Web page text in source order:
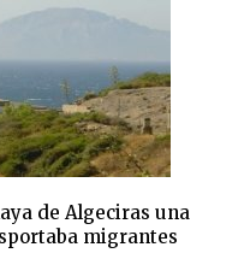
de Algeciras una
migrantes